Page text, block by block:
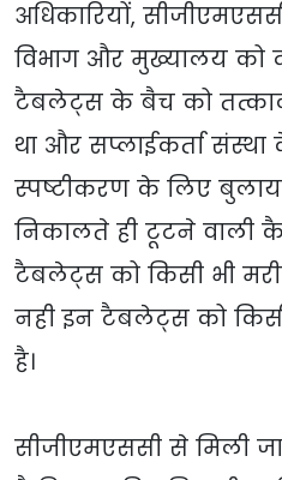
अधिकारियों,
विभाग और मुख्यालय को
टैबलेट्स के बैच को
था और सप्लाईकर्ता संस्था
स्पष्टीकरण के लिए बुलाया
निकालते ही टूटने वाली
टैबलेट्स को किसी भी
नही इन टैबलेट्स को
है।
सीजीएमएससी से मिली